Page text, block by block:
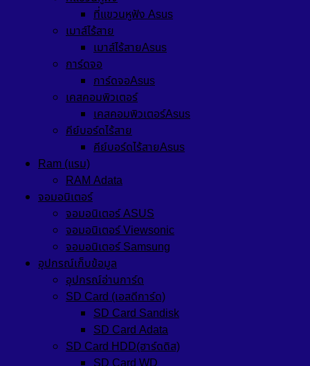
ที่แขวนหูฟัง Asus
เมาส์ไร้สาย
เมาส์ไร้สายAsus
การ์ดจอ
การ์ดจอAsus
เคสคอมพิวเตอร์
เคสคอมพิวเตอร์Asus
คีย์บอร์ดไร้สาย
คีย์บอร์ดไร้สายAsus
Ram (แรม)
RAM Adata
จอมอนิเตอร์
จอมอนิเตอร์ ASUS
จอมอนิเตอร์ Viewsonic
จอมอนิเตอร์ Samsung
อุปกรณ์เก็บข้อมูล
อุปกรณ์อ่านการ์ด
SD Card (เอสดีการ์ด)
SD Card Sandisk
SD Card Adata
SD Card HDD(ฮาร์ดดิส)